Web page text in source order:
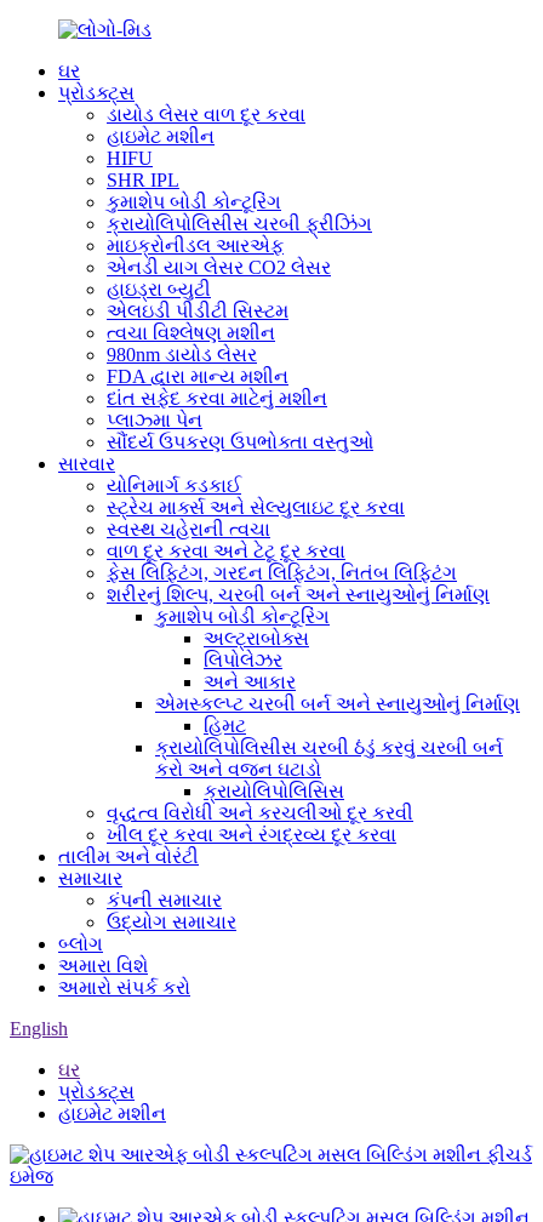
ઘર
પ્રોડક્ટ્સ
ડાયોડ લેસર વાળ દૂર કરવા
હાઇમેટ મશીન
HIFU
SHR IPL
કુમાશેપ બોડી કોન્ટૂરિંગ
ક્રાયોલિપોલિસીસ ચરબી ફ્રીઝિંગ
માઇક્રોનીડલ આરએફ
એનડી યાગ લેસર CO2 લેસર
હાઇડ્રા બ્યુટી
એલઇડી પીડીટી સિસ્ટમ
ત્વચા વિશ્લેષણ મશીન
980nm ડાયોડ લેસર
FDA દ્વારા માન્ય મશીન
દાંત સફેદ કરવા માટેનું મશીન
પ્લાઝ્મા પેન
સૌંદર્ય ઉપકરણ ઉપભોક્તા વસ્તુઓ
સારવાર
યોનિમાર્ગ કડકાઈ
સ્ટ્રેચ માર્ક્સ અને સેલ્યુલાઇટ દૂર કરવા
સ્વસ્થ ચહેરાની ત્વચા
વાળ દૂર કરવા અને ટેટૂ દૂર કરવા
ફેસ લિફ્ટિંગ, ગરદન લિફ્ટિંગ, નિતંબ લિફ્ટિંગ
શરીરનું શિલ્પ, ચરબી બર્ન અને સ્નાયુઓનું નિર્માણ
કુમાશેપ બોડી કોન્ટૂરિંગ
અલ્ટ્રાબોક્સ
લિપોલેઝર
અને આકાર
એમસ્કલ્પ્ટ ચરબી બર્ન અને સ્નાયુઓનું નિર્માણ
હિમટ
ક્રાયોલિપોલિસીસ ચરબી ઠંડું કરવું ચરબી બર્ન
કરો અને વજન ઘટાડો
ક્રાયોલિપોલિસિસ
વૃદ્ધત્વ વિરોધી અને કરચલીઓ દૂર કરવી
ખીલ દૂર કરવા અને રંગદ્રવ્ય દૂર કરવા
તાલીમ અને વોરંટી
સમાચાર
કંપની સમાચાર
ઉદ્યોગ સમાચાર
બ્લોગ
અમારા વિશે
અમારો સંપર્ક કરો
English
ઘર
પ્રોડક્ટ્સ
હાઇમેટ મશીન